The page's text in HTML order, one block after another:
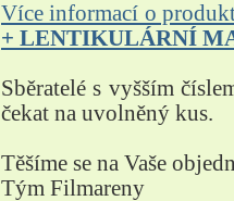
Více informací o
+ LENTIKULÁRNÍ
Sběratelé s vyšším
čekat na uvolněný kus.
Těšíme se na Vaše
Tým Filmareny